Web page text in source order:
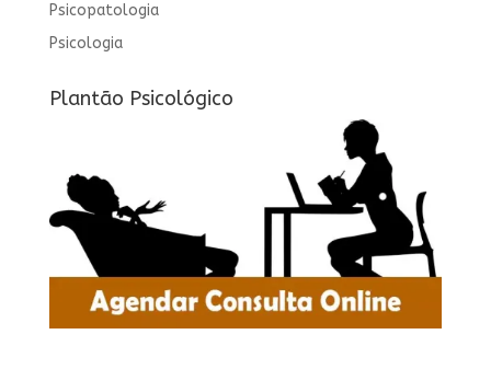
Psicopatologia
Psicologia
Plantão Psicológico